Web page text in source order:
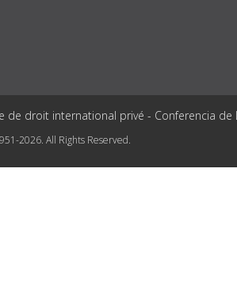
de droit international privé - Conferencia
2026. All Rights Reserved.